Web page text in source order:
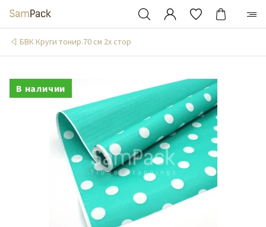
БВК Круги тонир.70 см 2х стор
В наличии